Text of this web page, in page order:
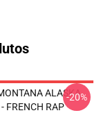
ALASKA
FRENCH RAP
-20%